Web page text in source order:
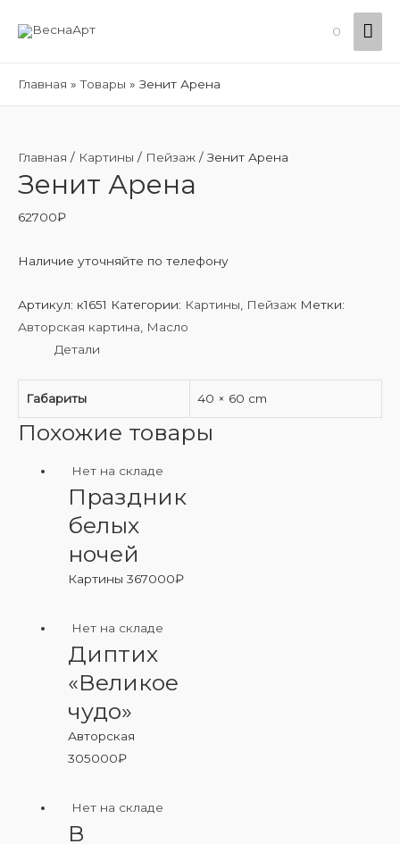
0
Главная Товары Зенит Арена
Главная / Картины / Пейзаж / Зенит Арена
Зенит Арена
62700₽
Наличие уточняйте по телефону
Артикул: к1651 Категории: Картины Пейзаж Метки:
Авторская картина
Масло
Детали
Габариты 40 × 60 cm
Похожие товары
Нет на складе
Праздник
белых
ночей
Картины367000₽
Нет на складе
Диптих
«Великое
чудо»
Авторская
305000₽
Нет на складе
В